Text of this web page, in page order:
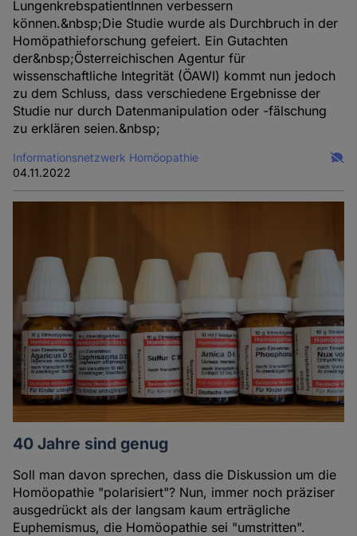
LungenkrebspatientInnen verbessern
können.&nbsp;Die Studie wurde als Durchbruch in der
Homöpathieforschung gefeiert. Ein Gutachten
der&nbsp;Österreichischen Agentur für
wissenschaftliche Integrität (ÖAWI) kommt nun jedoch
zu dem Schluss, dass verschiedene Ergebnisse der
Studie nur durch Datenmanipulation oder -fälschung
zu erklären seien.&nbsp;
Informationsnetzwerk Homöopathie
04.11.2022
40 Jahre sind genug
Soll man davon sprechen, dass die Diskussion um die
Homöopathie "polarisiert"? Nun, immer noch präziser
ausgedrückt als der langsam kaum erträgliche
Euphemismus, die Homöopathie sei "umstritten".